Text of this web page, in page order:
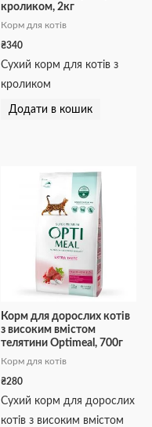
кроликом, 2кг
Корм для котів
₴340
Сухий корм для котів з
кроликом
Додати в кошик
Корм для дорослих котів
з високим вмістом
телятини Optimeal, 700г
Корм для котів
₴280
Сухий корм для дорослих
котів з високим вмістом